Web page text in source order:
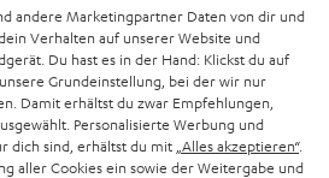
andere Marketingpartner Daten von dir und
Verhalten auf unserer Website und
Du hast es in der Hand: Klickst du auf
Grundeinstellung, bei der wir nur
Damit erhältst du zwar Empfehlungen,
Personalisierte Werbung und
dich sind, erhältst du mit „Alles akzeptieren“.
aller Cookies ein sowie der Weitergabe und